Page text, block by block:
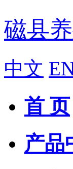
磁县
中文
首 页
产品